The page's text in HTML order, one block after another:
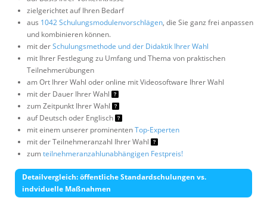
zielgerichtet auf Ihren Bedarf
aus 1042 Schulungsmodulenvorschlägen, die Sie ganz frei anpassen
und kombinieren können.
mit derSchulungsmethode und der Didaktik Ihrer Wahl
mit Ihrer Festlegung zu Umfang und Thema von praktischen
Teilnehmerübungen
am Ort Ihrer Wahl oder online mit Videosoftware Ihrer Wahl
mit der Dauer Ihrer Wahl
zum Zeitpunkt Ihrer Wahl
auf Deutsch oder Englisch
mit einem unserer prominentenTop-Experten
mit der Teilnehmeranzahl Ihrer Wahl
zumteilnehmeranzahlunabhängigen Festpreis!
Detailvergleich: öffentliche Standardschulungen vs.
indviduelle Maßnahmen